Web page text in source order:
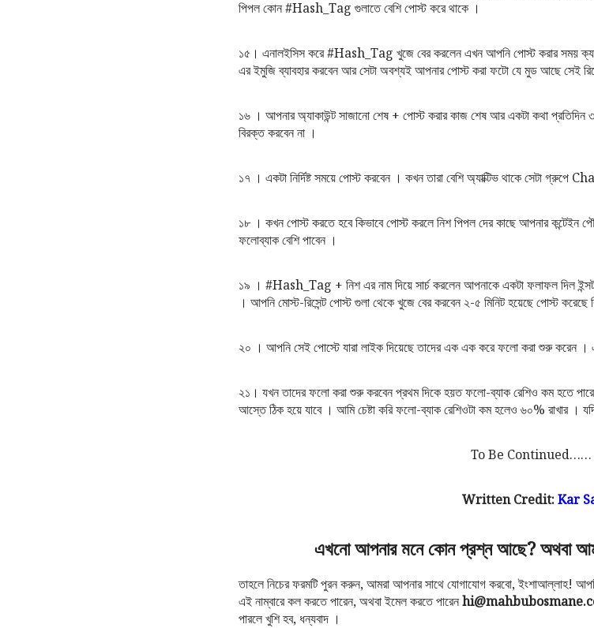
পিপল কোন #Hash_Tag গুলাতে বেশি পোস্ট করে থাকে ।
১৫। এনালইসিস করে #Hash_Tag খুজে বের করলেন এখন আপনি পোস্ট করার সময়
এর ইমুজি ব্যাবহার করবেন আর সেটা অবশ্যই আপনার পোস্ট করা ফটো যে মুড আছে সেই
১৬ । আপনার অ্যাকাউন্ট সাজানো শেষ + পোস্ট করার কাজ শেষ আর একটা কথা
বিরক্ত করবেন না ।
১৭ । একটা নির্দিষ্ট সময়ে পোস্ট করবেন । কখন তারা বেশি অ্যাক্টিভ থাকে সেটা গ্রুপে
১৮ । কখন পোস্ট করতে হবে কিভাবে পোস্ট করলে নিশ পিপল দের কাছে আপনার
ফলোব্যাক বেশি পাবেন ।
১৯ । #Hash_Tag + নিশ এর নাম দিয়ে সার্চ করলেন আপনাকে একটা ফলাফল দিল
। আপনি মোস্ট-রিসেন্ট পোস্ট গুলা থেকে খুজে বের করবেন ২-৫ মিনিট হয়েছে পোস্ট
২০ । আপনি সেই পোস্টে যারা লাইক দিয়েছে তাদের এক এক করে ফলো করা শুরু করেন
২১। যখন তাদের ফলো করা শুরু করবেন প্রথম দিকে হয়ত ফলো-ব্যাক রেশিও কম হতে
আস্তে ঠিক হয়ে যাবে । আমি চেষ্টা করি ফলো-ব্যাক রেশিওটা কম হলেও ৬০% রাখার ।
To Be Continued……
Written Credit:Kar
এখনো আপনার মনে কোন প্রশ্ন আছে? অথবা
তাহলে নিচের ফরমটি পুরন করুন, আমরা আপনার সাথে যোগাযোগ করবো, ইংশাআল্লাহ!
এই নাম্বারে কল করতে পারেন, অথবা ইমেল করতে পারেন
পারলে খুশি হব, ধন্যবাদ ।